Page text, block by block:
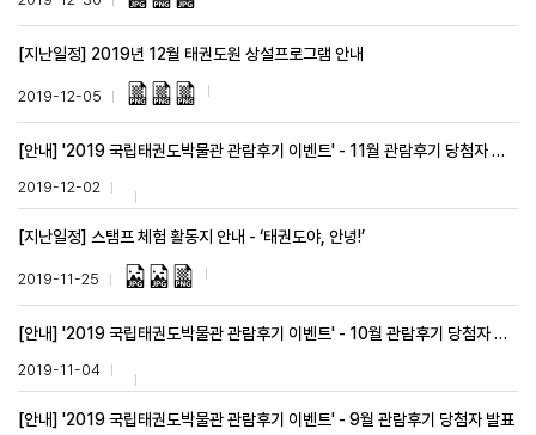
[지난일정] 2019년 12월 태권도원 상설프로그램 안내
2019-12-05
[안내] '2019 국립태권도박물관 관람후기 이벤트' - 11월 관람후기 당첨자 발표
2019-12-02
[지난일정] 스탬프 체험 활동지 안내 - ‘태권도야, 안녕!’
2019-11-25
[안내] '2019 국립태권도박물관 관람후기 이벤트' - 10월 관람후기 당첨자 발표
2019-11-04
[안내] '2019 국립태권도박물관 관람후기 이벤트' - 9월 관람후기 당첨자 발표